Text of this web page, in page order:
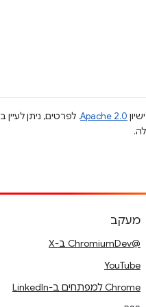
Apache 2.0. לפרטים, ניתן לעיין ב
מעקב
@ChromiumDev ב-X
YouTube
Chrome למפתחים ב-LinkedIn